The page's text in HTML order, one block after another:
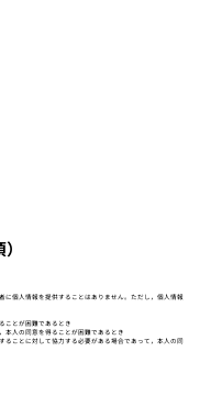
個人情報を提供することはありません。ただし，個人情報
ことが困難であるとき
本人の同意を得ることが困難であるとき
ことに対して協力する必要がある場合であって，本人の同